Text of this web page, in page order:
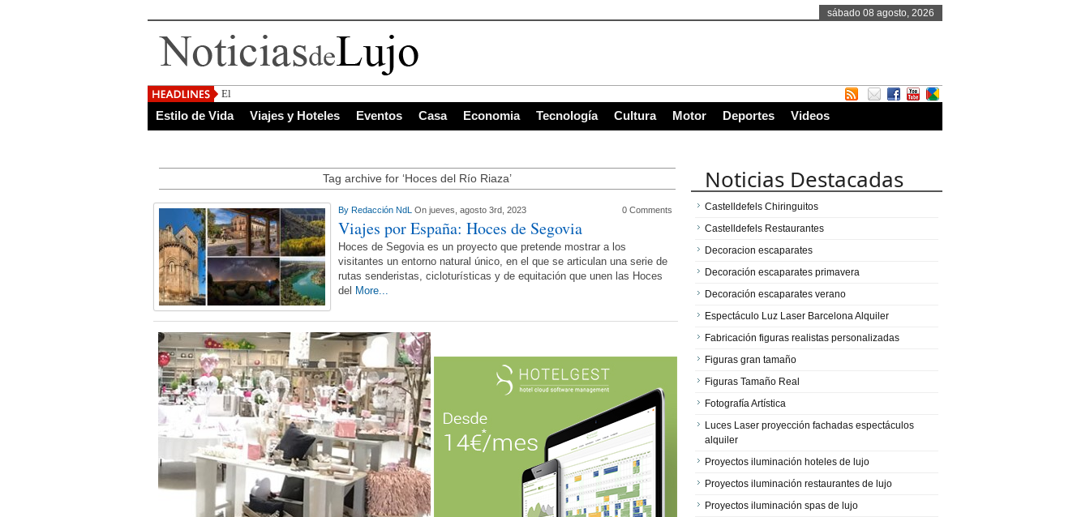
sábado 08 agosto, 2026
El Salvador, uno de l
Estilo de Vida Viajes y Hoteles Eventos Casa Economia Tecnología Cultura Motor Deportes Videos
Tag archive for ‘Hoces del Río Riaza’
By Redacción NdL On jueves, agosto 3rd, 2023 0 Comments
Viajes por España: Hoces de Segovia
Hoces de Segovia es un proyecto que pretende mostrar a los
visitantes un entorno natural único, en el que se articulan una serie de
rutas senderistas, cicloturísticas y de equitación que unen las Hoces
del More...
Noticias Destacadas
Castelldefels Chiringuitos
Castelldefels Restaurantes
Decoracion escaparates
Decoración escaparates primavera
Decoración escaparates verano
Espectáculo Luz Laser Barcelona Alquiler
Fabricación figuras realistas personalizadas
Figuras gran tamaño
Figuras Tamaño Real
Fotografía Artística
Luces Laser proyección fachadas espectáculos
alquiler
Proyectos iluminación hoteles de lujo
Proyectos iluminación restaurantes de lujo
Proyectos iluminación spas de lujo